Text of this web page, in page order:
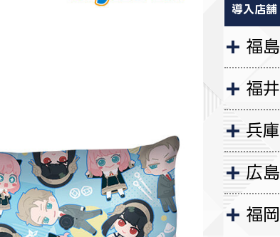
導入店舗
福島
福井
兵庫
広島
福岡